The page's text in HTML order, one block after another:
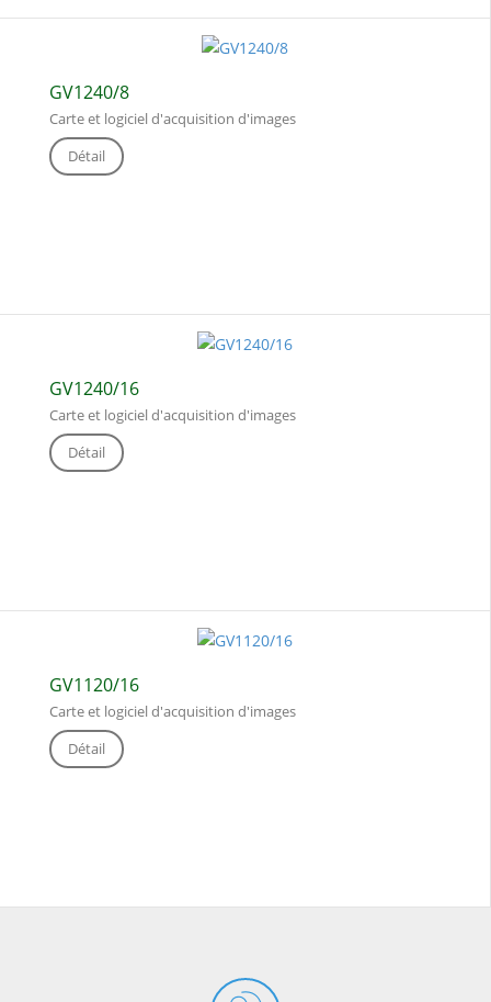
GV1240/8
Carte et logiciel d'acquisition d'images
Détail
GV1240/16
Carte et logiciel d'acquisition d'images
Détail
GV1120/16
Carte et logiciel d'acquisition d'images
Détail